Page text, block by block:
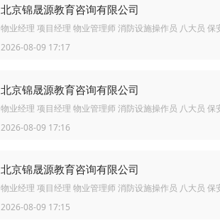
北京锦晟源教育咨询有限公司
物业经理 项目经理 物业管理师 消防设施操作员 八大员 保
2026-08-09 17:17
北京锦晟源教育咨询有限公司
物业经理 项目经理 物业管理师 消防设施操作员 八大员 保
2026-08-09 17:16
北京锦晟源教育咨询有限公司
物业经理 项目经理 物业管理师 消防设施操作员 八大员 保
2026-08-09 17:15